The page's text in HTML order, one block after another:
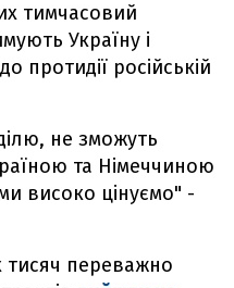
тимчасовий
Україну і
протидії російській
не зможуть
та Німеччиною
високо цінуємо" -
тисяч переважно